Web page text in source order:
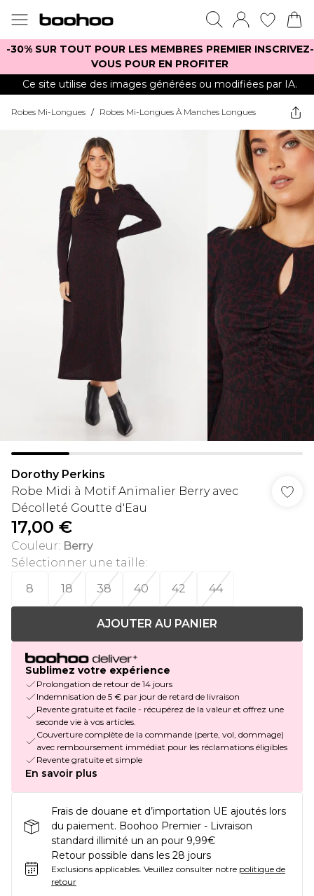
-30% SUR TOUT POUR LES MEMBRES PREMIER INSCRIVEZ-
VOUS POUR EN PROFITER
Ce site utilise des images générées ou modifiées par IA.
Robes Mi-Longues / Robes Mi-Longues À Manches Longues
Dorothy Perkins
Robe Midi à Motif Animalier Berry avec
Décolleté Goutte d'Eau
17,00 €
Couleur: Berry
Sélectionner une taille:
8
18 38 40 42 44
AJOUTER AU PANIER
Sublimez votre expérience
Prolongation de retour de 14 jours
Indemnisation de 5 € par jour de retard de livraison
Revente gratuite et facile - récupérez de la valeur et offrez une
seconde vie à vos articles.
Couverture complète de la commande (perte, vol, dommage)
avec remboursement immédiat pour les réclamations éligibles
Revente gratuite et simple
En savoir plus
Frais de douane et d’importation UE ajoutés lors
du paiement. Boohoo Premier - Livraison
standard illimité un an pour 9,99€
Retour possible dans les 28 jours
Exclusions applicables. Veuillez consulter notre politique de
retour